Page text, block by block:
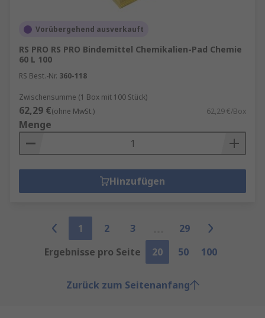
Vorübergehend ausverkauft
RS PRO RS PRO Bindemittel Chemikalien-Pad Chemie
60 L 100
RS Best.-Nr. 360-118
Zwischensumme (1 Box mit 100 Stück)
62,29 €(ohne MwSt.) 62,29 €/Box
Menge
Hinzufügen
1 2 3
29
Ergebnisse pro Seite
20 50 100
Zurück zum Seitenanfang